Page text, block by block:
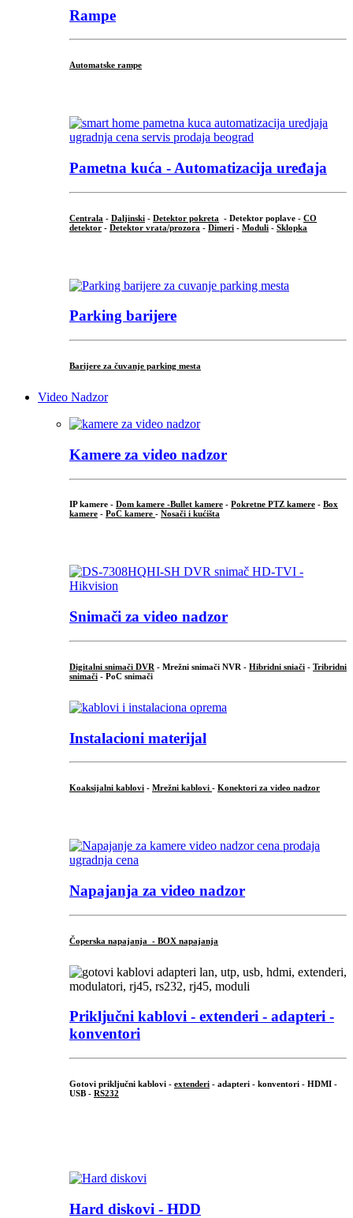
Rampe
Automatske rampe
Pametna kuća - Automatizacija uređaja
Centrala - Daljinski - Detektor pokreta - Detektor poplave - CO
detektor - Detektor vrata/prozora - Dimeri - Moduli - Sklopka
Parking barijere
Barijere za čuvanje parking mesta
Video Nadzor
Kamere za video nadzor
IP kamere - Dom kamere -Bullet kamere - Pokretne PTZ kamere - Box
kamere - PoC kamere - Nosači i kućišta
Snimači za video nadzor
Digitalni snimači DVR - Mrežni snimači NVR - Hibridni sniači - Tribridni
snimači - PoC snimači
Instalacioni materijal
Koaksijalni kablovi - Mrežni kablovi - Konektori za video nadzor
Napajanja za video nadzor
Čoperska napajanja - BOX napajanja
Priključni kablovi - extenderi - adapteri -
konventori
Gotovi priključni kablovi - extenderi - adapteri - konventori - HDMI -
USB - RS232
Hard diskovi - HDD